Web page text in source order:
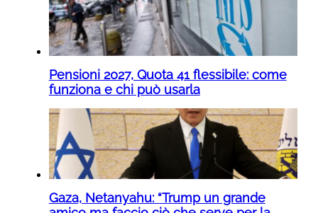
Pensioni 2027, Quota 41 flessibile: come
funziona e chi può usarla
Gaza, Netanyahu: “Trump un grande